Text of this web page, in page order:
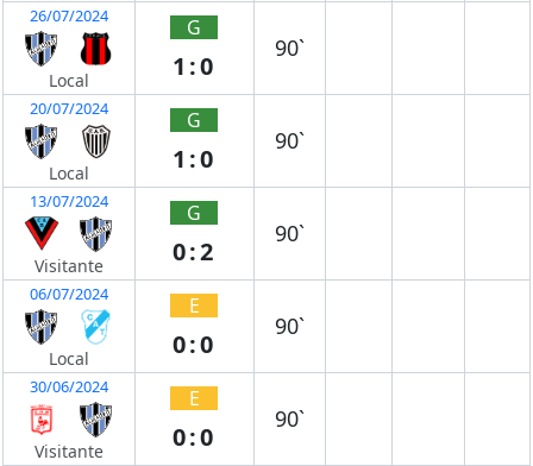
26/07/2024
Local
G
1:0
90`
20/07/2024
Local
G
1:0
90`
13/07/2024
Visitante
G
0:2
90`
06/07/2024
Local
E
0:0
90`
30/06/2024
Visitante
E
0:0
90`